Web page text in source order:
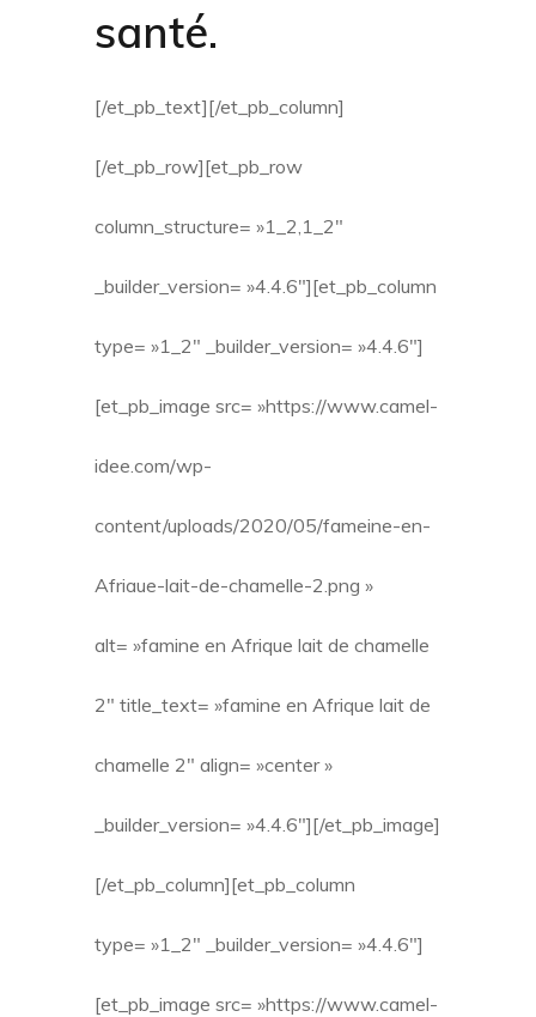
santé.
[/et_pb_text][/et_pb_column]
[/et_pb_row][et_pb_row
column_structure= »1_2,1_2″
_builder_version= »4.4.6″][et_pb_column
type= »1_2″ _builder_version= »4.4.6″]
[et_pb_image src= »https://www.camel-
idee.com/wp-
content/uploads/2020/05/fameine-en-
Afriaue-lait-de-chamelle-2.png »
alt= »famine en Afrique lait de chamelle
2″ title_text= »famine en Afrique lait de
chamelle 2″ align= »center »
_builder_version= »4.4.6″][/et_pb_image]
[/et_pb_column][et_pb_column
type= »1_2″ _builder_version= »4.4.6″]
[et_pb_image src= »https://www.camel-